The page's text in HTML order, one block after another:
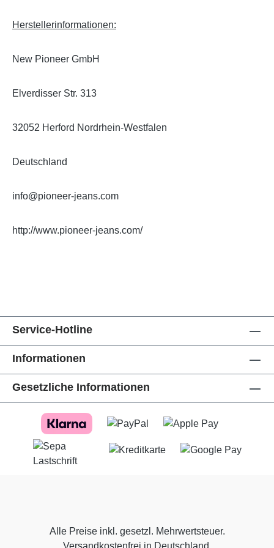
Herstellerinformationen:
New Pioneer GmbH
Elverdisser Str. 313
32052 Herford Nordrhein-Westfalen
Deutschland
info@pioneer-jeans.com
http://www.pioneer-jeans.com/
Service-Hotline
Informationen
Gesetzliche Informationen
Alle Preise inkl. gesetzl. Mehrwertsteuer.
Versandkostenfrei in Deutschland.